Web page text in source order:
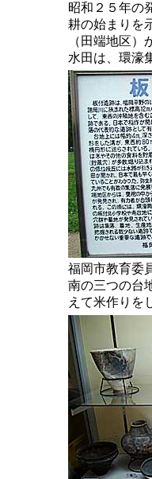
昭和２５年の
耕の始まりを
（田端地区
水田は、環濠
福岡市教育委
南の三つの台
えて米作りを